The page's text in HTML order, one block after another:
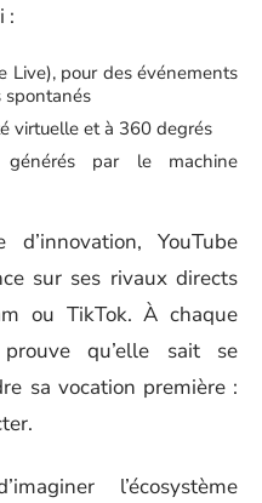
:
Live), pour des événements
spontanés
virtuelle et à 360 degrés
générés par le machine
YouTube
sur ses rivaux directs
ou TikTok. À chaque
qu’elle sait se
sa vocation première :
l’écosystème